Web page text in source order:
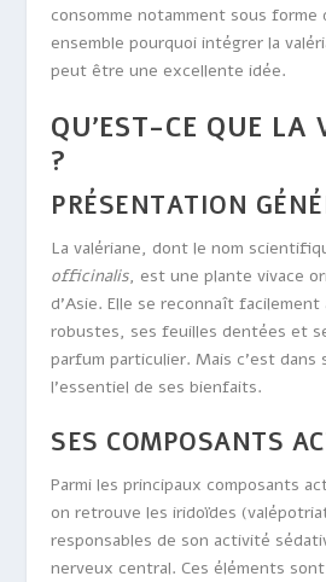
consomme notamment sous forme
ensemble pourquoi intégrer la
peut être une excellente idée.
QU’EST-CE QUE LA
?
PRÉSENTATION
La valériane, dont le nom
officinalis, est une plante vivace
d’Asie. Elle se reconnaît
robustes, ses feuilles dentées et
parfum particulier. Mais c’est dans
l’essentiel de ses bienfaits.
SES COMPOSANTS
Parmi les principaux composants
on retrouve les iridoïdes
responsables de son activité
nerveux central. Ces éléments